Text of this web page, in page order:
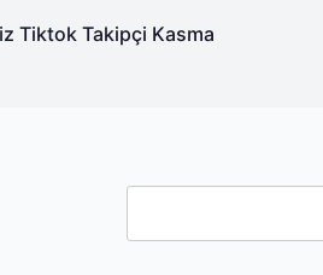
Tiktok Takipçi Kasma